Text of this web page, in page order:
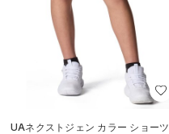
UAネクストジェン カラー ショーツ